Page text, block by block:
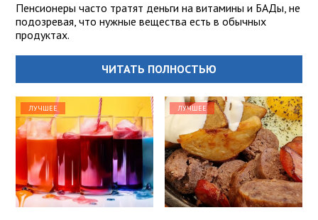
Пенсионеры часто тратят деньги на витамины и БАДы, не
подозревая, что нужные вещества есть в обычных
продуктах.
ЧИТАТЬ ПОЛНОСТЬЮ
ЛУЧШЕЕ ЛУЧШЕЕ